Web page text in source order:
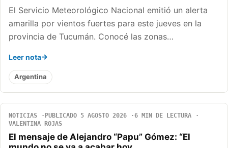
El Servicio Meteorológico Nacional emitió un alerta
amarilla por vientos fuertes para este jueves en la
provincia de Tucumán. Conocé las zonas…
Leer nota
Argentina
NOTICIAS PUBLICADO 5 AGOSTO 2026
6 MIN DE LECTURA
VALENTINA ROJAS
El mensaje de Alejandro “Papu” Gómez: “El